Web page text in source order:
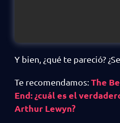
Y bien, ¿qué te pareció?
Te recomendamos:The
End: ¿cuál es el
Arthur Lewyn?